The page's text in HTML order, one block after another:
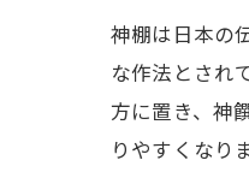
神棚は日本の
な作法とされ
方に置き、神
りやすくなり